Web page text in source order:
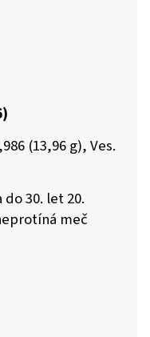
(13,96 g), Ves.
30. let 20.
meč